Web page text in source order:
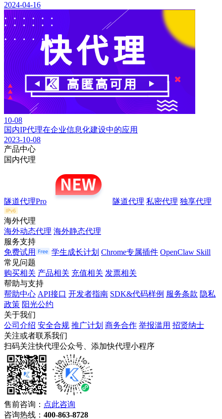
2024-04-16
10-08
国内IP代理在企业信息化建设中的应用
2023-10-08
产品中心
国内代理
隧道代理Pro 隧道代理 私密代理 独享代理
海外代理
海外动态代理 海外静态代理
服务支持
免费试用
学生成长计划 Chrome专属插件 OpenClaw Skill
常见问题
购买相关 产品相关 充值相关 发票相关
帮助与支持
帮助中心 API接口 开发者指南 SDK&代码样例 服务条款 隐私
政策 阳光公约
关于我们
公司介绍 安全合规 推广计划 商务合作 举报滥用 招贤纳士
关注或者联系我们
扫码关注快代理公众号、添加快代理小程序
售前咨询： 点此咨询
咨询热线： 400-863-8728